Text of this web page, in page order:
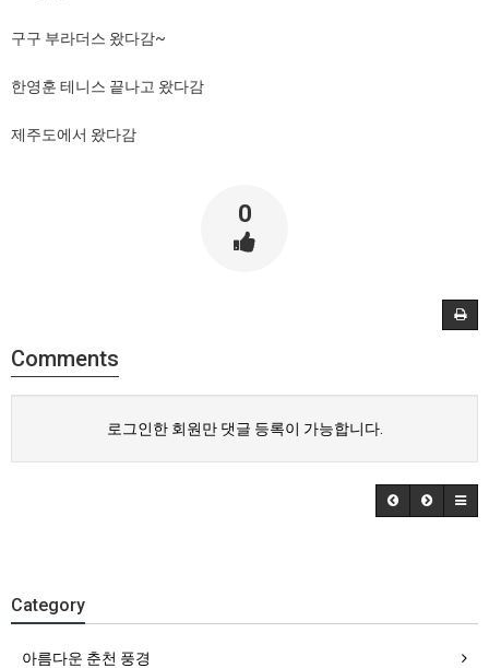
구구 부라더스 왔다감~
한영훈 테니스 끝나고 왔다감
제주도에서 왔다감
0
Comments
로그인한 회원만 댓글 등록이 가능합니다.
Category
아름다운 춘천 풍경